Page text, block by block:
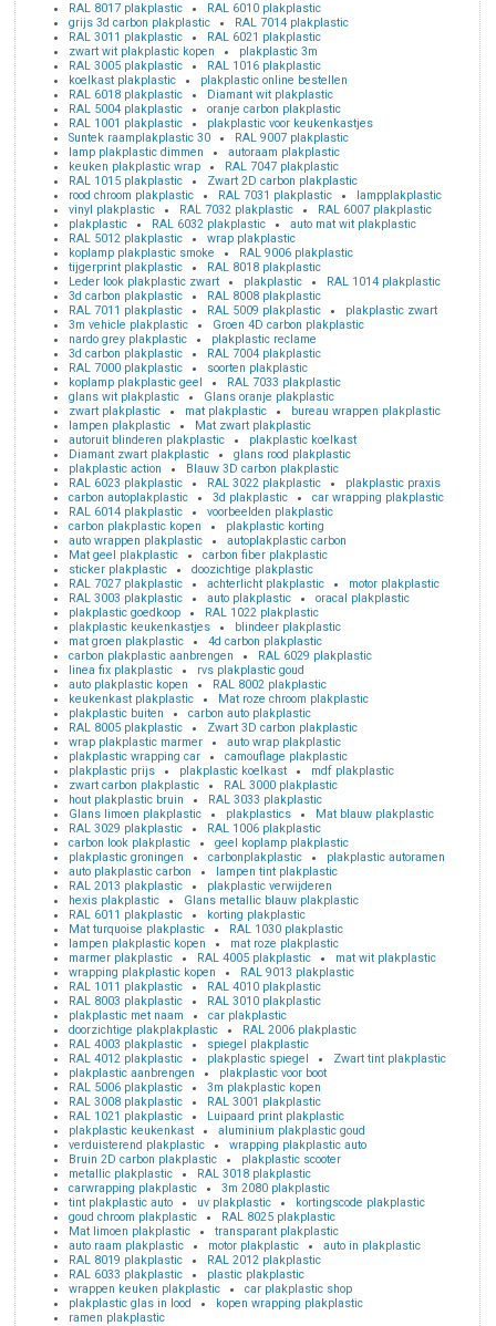
RAL 8017 plakplastic
RAL 6010 plakplastic
grijs 3d carbon plakplastic
RAL 7014 plakplastic
RAL 3011 plakplastic
RAL 6021 plakplastic
zwart wit plakplastic kopen
plakplastic 3m
RAL 3005 plakplastic
RAL 1016 plakplastic
koelkast plakplastic
plakplastic online bestellen
RAL 6018 plakplastic
Diamant wit plakplastic
RAL 5004 plakplastic
oranje carbon plakplastic
RAL 1001 plakplastic
plakplastic voor keukenkastjes
Suntek raamplakplastic 30
RAL 9007 plakplastic
lamp plakplastic dimmen
autoraam plakplastic
keuken plakplastic wrap
RAL 7047 plakplastic
RAL 1015 plakplastic
Zwart 2D carbon plakplastic
rood chroom plakplastic
RAL 7031 plakplastic
lampplakplastic
vinyl plakplastic
RAL 7032 plakplastic
RAL 6007 plakplastic
plakplastic
RAL 6032 plakplastic
auto mat wit plakplastic
RAL 5012 plakplastic
wrap plakplastic
koplamp plakplastic smoke
RAL 9006 plakplastic
tijgerprint plakplastic
RAL 8018 plakplastic
Leder look plakplastic zwart
plakplastic
RAL 1014 plakplastic
3d carbon plakplastic
RAL 8008 plakplastic
RAL 7011 plakplastic
RAL 5009 plakplastic
plakplastic zwart
3m vehicle plakplastic
Groen 4D carbon plakplastic
nardo grey plakplastic
plakplastic reclame
3d carbon plakplastic
RAL 7004 plakplastic
RAL 7000 plakplastic
soorten plakplastic
koplamp plakplastic geel
RAL 7033 plakplastic
glans wit plakplastic
Glans oranje plakplastic
zwart plakplastic
mat plakplastic
bureau wrappen plakplastic
lampen plakplastic
Mat zwart plakplastic
autoruit blinderen plakplastic
plakplastic koelkast
Diamant zwart plakplastic
glans rood plakplastic
plakplastic action
Blauw 3D carbon plakplastic
RAL 6023 plakplastic
RAL 3022 plakplastic
plakplastic praxis
carbon autoplakplastic
3d plakplastic
car wrapping plakplastic
RAL 6014 plakplastic
voorbeelden plakplastic
carbon plakplastic kopen
plakplastic korting
auto wrappen plakplastic
autoplakplastic carbon
Mat geel plakplastic
carbon fiber plakplastic
sticker plakplastic
doozichtige plakplastic
RAL 7027 plakplastic
achterlicht plakplastic
motor plakplastic
RAL 3003 plakplastic
auto plakplastic
oracal plakplastic
plakplastic goedkoop
RAL 1022 plakplastic
plakplastic keukenkastjes
blindeer plakplastic
mat groen plakplastic
4d carbon plakplastic
carbon plakplastic aanbrengen
RAL 6029 plakplastic
linea fix plakplastic
rvs plakplastic goud
auto plakplastic kopen
RAL 8002 plakplastic
keukenkast plakplastic
Mat roze chroom plakplastic
plakplastic buiten
carbon auto plakplastic
RAL 8005 plakplastic
Zwart 3D carbon plakplastic
wrap plakplastic marmer
auto wrap plakplastic
plakplastic wrapping car
camouflage plakplastic
plakplastic prijs
plakplastic koelkast
mdf plakplastic
zwart carbon plakplastic
RAL 3000 plakplastic
hout plakplastic bruin
RAL 3033 plakplastic
Glans limoen plakplastic
plakplastics
Mat blauw plakplastic
RAL 3029 plakplastic
RAL 1006 plakplastic
carbon look plakplastic
geel koplamp plakplastic
plakplastic groningen
carbonplakplastic
plakplastic autoramen
auto plakplastic carbon
lampen tint plakplastic
RAL 2013 plakplastic
plakplastic verwijderen
hexis plakplastic
Glans metallic blauw plakplastic
RAL 6011 plakplastic
korting plakplastic
Mat turquoise plakplastic
RAL 1030 plakplastic
lampen plakplastic kopen
mat roze plakplastic
marmer plakplastic
RAL 4005 plakplastic
mat wit plakplastic
wrapping plakplastic kopen
RAL 9013 plakplastic
RAL 1011 plakplastic
RAL 4010 plakplastic
RAL 8003 plakplastic
RAL 3010 plakplastic
plakplastic met naam
car plakplastic
doorzichtige plakplakplastic
RAL 2006 plakplastic
RAL 4003 plakplastic
spiegel plakplastic
RAL 4012 plakplastic
plakplastic spiegel
Zwart tint plakplastic
plakplastic aanbrengen
plakplastic voor boot
RAL 5006 plakplastic
3m plakplastic kopen
RAL 3008 plakplastic
RAL 3001 plakplastic
RAL 1021 plakplastic
Luipaard print plakplastic
plakplastic keukenkast
aluminium plakplastic goud
verduisterend plakplastic
wrapping plakplastic auto
Bruin 2D carbon plakplastic
plakplastic scooter
metallic plakplastic
RAL 3018 plakplastic
carwrapping plakplastic
3m 2080 plakplastic
tint plakplastic auto
uv plakplastic
kortingscode plakplastic
goud chroom plakplastic
RAL 8025 plakplastic
Mat limoen plakplastic
transparant plakplastic
auto raam plakplastic
motor plakplastic
auto in plakplastic
RAL 8019 plakplastic
RAL 2012 plakplastic
RAL 6033 plakplastic
plastic plakplastic
wrappen keuken plakplastic
car plakplastic shop
plakplastic glas in lood
kopen wrapping plakplastic
ramen plakplastic